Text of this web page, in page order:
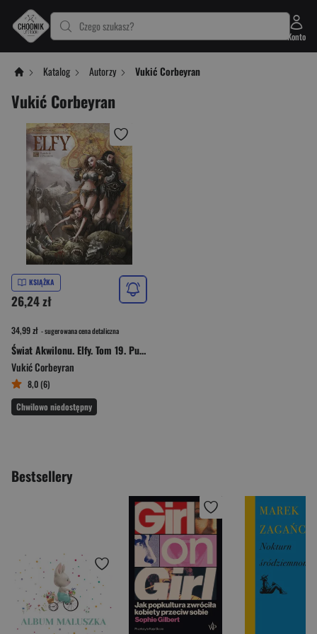
Czego szukasz?
Konto
Katalog Autorzy Vukić Corbeyran
Vukić Corbeyran
KSIĄŻKA
26,24 zł
34,99 zł - sugerowana cena detaliczna
Świat Akwilonu. Elfy. Tom 19. Pustelnik z Ourannu
Vukić Corbeyran
8,0 (6)
Chwilowo niedostępny
Bestsellery